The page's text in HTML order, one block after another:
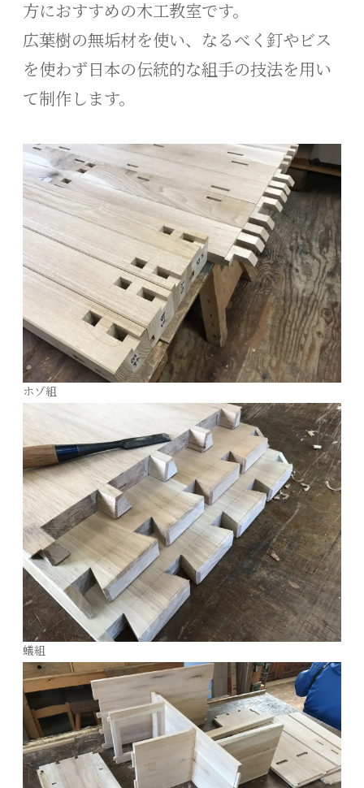
方におすすめの木工教室です。
広葉樹の無垢材を使い、なるべく釘やビス
を使わず日本の伝統的な組手の技法を用い
て制作します。
ホゾ組
蟻組